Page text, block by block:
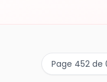
Page 452 de